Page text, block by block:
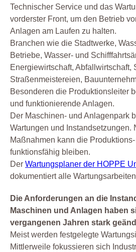
Technischer Service und das
vorderster Front, um den Betrieb
Anlagen am Laufen zu halten.
Branchen wie die Stadtwerke,
Betriebe, Wasser- und
Energiewirtschaft, Abfallwirtschaft,
Straßenmeistereien,
Besonderen die Produktionsleiter
und funktionierende Anlagen.
Der Maschinen- und Anlagenpark
Wartungen und Instandsetzungen.
Maßnahmen kann die
funktionsfähig bleiben.
Der Wartungsplaner der HOPPE
dokumentiert alle
Die Anforderungen an die
Maschinen und Anlagen haben
vergangenen Jahren stark
Meist werden festgelegte
Mittlerweile fokussieren sich